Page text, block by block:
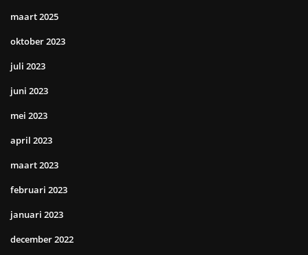
maart 2025
oktober 2023
juli 2023
juni 2023
mei 2023
april 2023
maart 2023
februari 2023
januari 2023
december 2022